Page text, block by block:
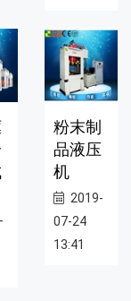
粉末制
品液压
机
2019-
07-24
13:41